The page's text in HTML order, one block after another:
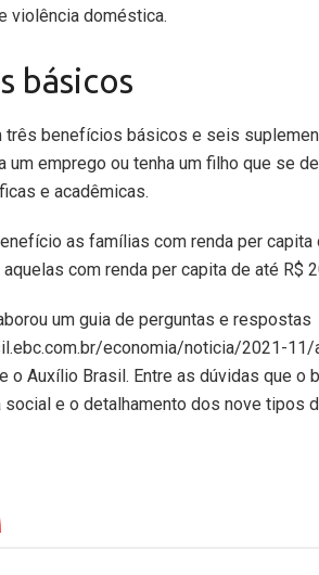
violência doméstica.
básicos
três benefícios básicos e seis
um emprego ou tenha um filho que se
e acadêmicas.
as famílias com renda per
com renda per capita de até R$
um guia de perguntas e respostas
economia/noticia/2021-
o Auxílio Brasil. Entre as dúvidas que
social e o detalhamento dos nove tipos